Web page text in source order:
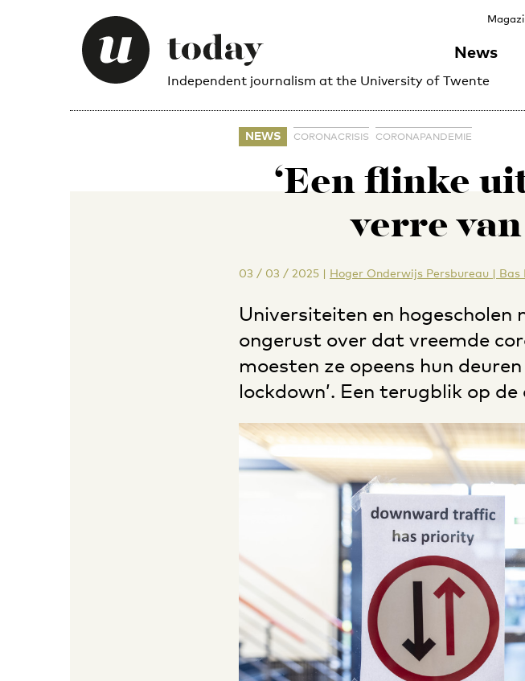
Independent journalism at the University of Twente
News
NEWS CORONACRISIS CORONAPANDEMIE
‘Een flinke
verre
03 / 03 / 2025 | Hoger Onderwijs Persbureau | Bas
Universiteiten en
ongerust over dat vreemde
moesten ze opeens hun
lockdown’. Een terugblik op